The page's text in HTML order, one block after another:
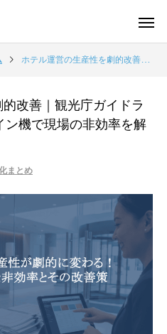
ホテル運営の生産性を劇的改善｜観光庁ガイドラインとPMS・チェックイン機で現場の非効率を解消
改善｜観光庁ガイドラ
ン機で現場の非効率を解
まとめ